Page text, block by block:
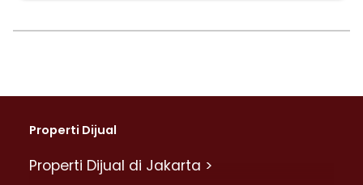
Properti Dijual
Properti Dijual di Jakarta >